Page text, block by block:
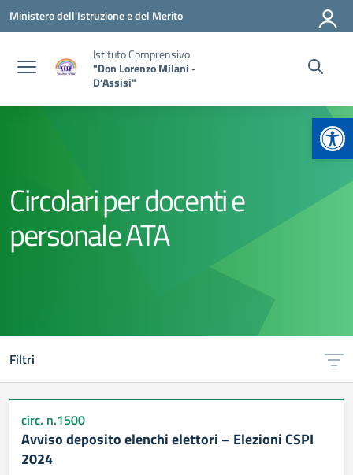
Vai ai contenuti
Vai al menu di navigazione
Vai al footer
Ministero dell'Istruzione e del Merito
Istituto Comprensivo
"Don Lorenzo Milani -
D’Assisi"
Circolari per docenti e
personale ATA
Filtri
circ. n.1500
Avviso deposito elenchi elettori – Elezioni CSPI
2024